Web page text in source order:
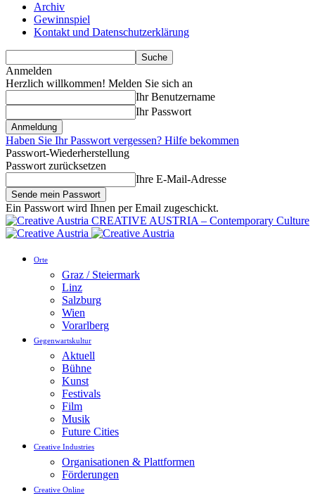
Archiv
Gewinnspiel
Kontakt und Datenschutzerklärung
Anmelden
Herzlich willkommen! Melden Sie sich an
Ihr Benutzername
Ihr Passwort
Haben Sie Ihr Passwort vergessen? Hilfe bekommen
Passwort-Wiederherstellung
Passwort zurücksetzen
Ihre E-Mail-Adresse
Ein Passwort wird Ihnen per Email zugeschickt.
CREATIVE AUSTRIA – Contemporary Culture
Orte
Graz / Steiermark
Linz
Salzburg
Wien
Vorarlberg
Gegenwartskultur
Aktuell
Bühne
Kunst
Festivals
Film
Musik
Future Cities
Creative Industries
Organisationen & Plattformen
Förderungen
Creative Online